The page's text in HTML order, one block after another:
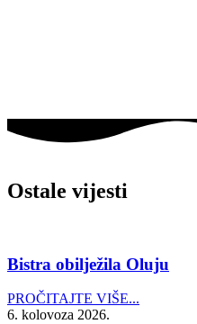
Ostale vijesti
Bistra obilježila Oluju
PROČITAJTE VIŠE...
6. kolovoza 2026.